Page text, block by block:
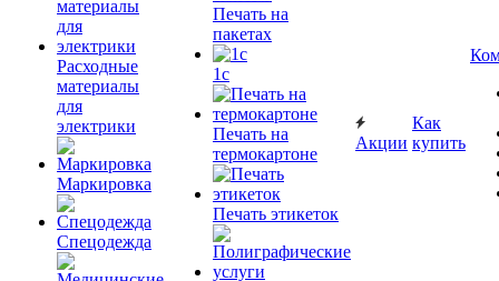
Расходные
материалы
для
электрики
Маркировка
Спецодежда
Печать на
пакетах
1c
Печать на
термокартоне
Печать этикеток
Акции
Как
купить